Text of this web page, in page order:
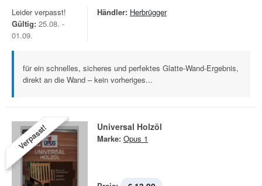
Leider verpasst!
Gültig: 25.08. -
01.09.
Händler: Herbrügger
für ein schnelles, sicheres und perfektes Glatte-Wand-Ergebnis,
direkt an die Wand – kein vorheriges...
Verpasst! Universal Holzöl
Marke: Opus 1